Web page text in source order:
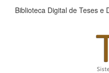
Biblioteca Digital de Teses e